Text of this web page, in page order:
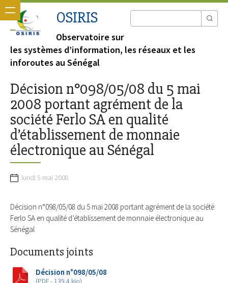
OSIRIS
Observatoire sur
les systèmes d’information, les réseaux et les
inforoutes au Sénégal
Décision n°098/05/08 du 5 mai
2008 portant agrément de la
société Ferlo SA en qualité
d’établissement de monnaie
électronique au Sénégal
lundi 5 mai 2008
Décision n°098/05/08 du 5 mai 2008 portant agrément de la société
Ferlo SA en qualité d’établissement de monnaie électronique au
Sénégal
Documents joints
Décision n°098/05/08
(PDF- 139.4 kio)